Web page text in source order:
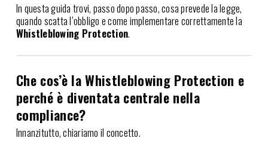
In questa guida trovi, passo dopo passo, cosa prevede la legge,
quando scatta l’obbligo e come implementare correttamente la
Whistleblowing Protection.
Che cos’è la Whistleblowing Protection e
perché è diventata centrale nella
compliance?
Innanzitutto, chiariamo il concetto.